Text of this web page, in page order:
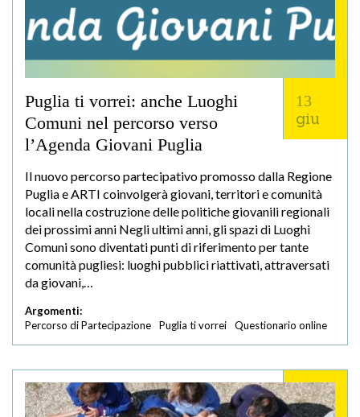
13
giu
Puglia ti vorrei: anche Luoghi
Comuni nel percorso verso
l’Agenda Giovani Puglia
Il nuovo percorso partecipativo promosso dalla Regione
Puglia e ARTI coinvolgerà giovani, territori e comunità
locali nella costruzione delle politiche giovanili regionali
dei prossimi anni Negli ultimi anni, gli spazi di Luoghi
Comuni sono diventati punti di riferimento per tante
comunità pugliesi: luoghi pubblici riattivati, attraversati
da giovani,…
Argomenti:
Percorso di Partecipazione
Puglia ti vorrei Questionario online